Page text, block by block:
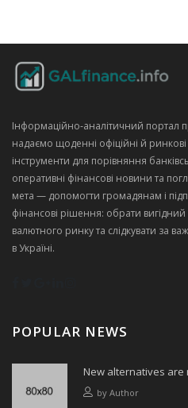
Інформаційно‑аналітичний портал
надаємо щоденні офіційні й
інструменти для порівняння
оперативні фінансові новини та
мета — допомогти громадянам і
фінансові рішення: обрати
валютного ринку та слідкувати за
в Україні.
POPULAR NEWS
New alternatives are
by Author